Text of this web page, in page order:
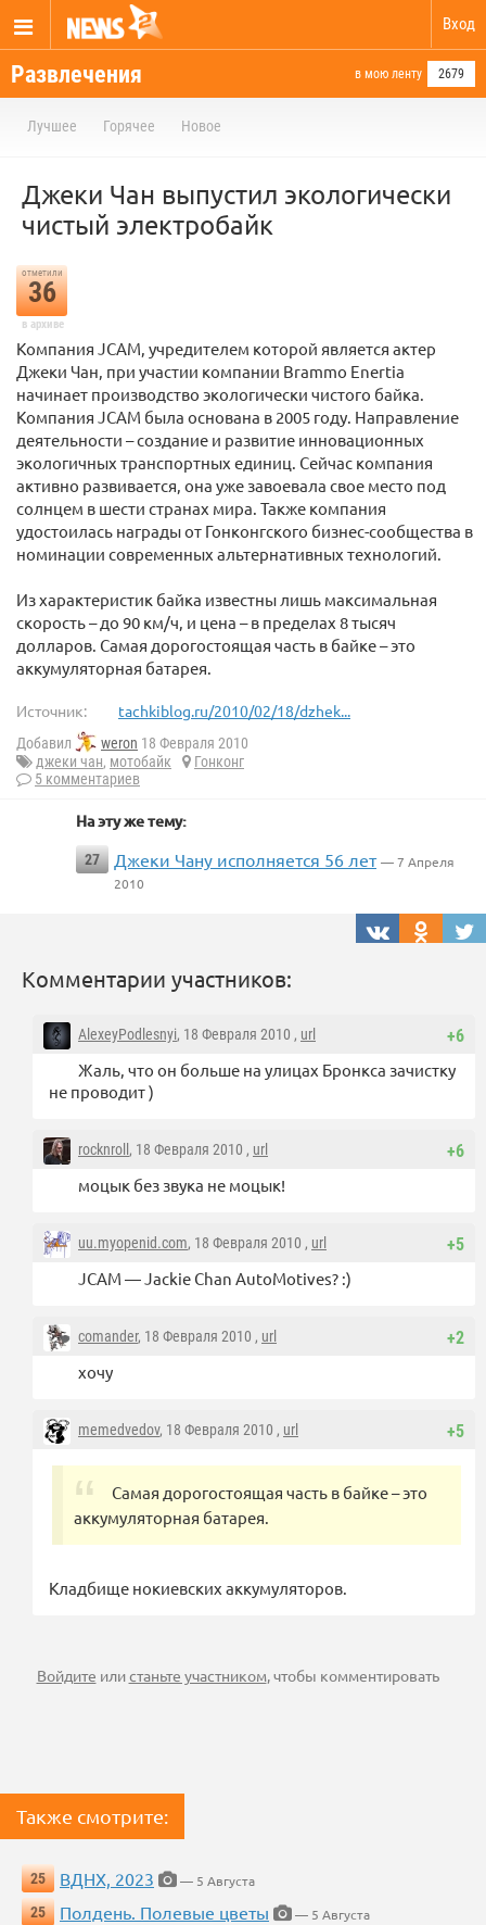
Вход
Развлечения в мою ленту 2679
Лучшее Горячее Новое
Джеки Чан выпустил экологически
чистый электробайк
отметили
36
в архиве
Компания JCAM, учредителем которой является актер
Джеки Чан, при участии компании Brammo Enertia
начинает производство экологически чистого байка.
Компания JCAM была основана в 2005 году. Направление
деятельности – создание и развитие инновационных
экологичных транспортных единиц. Сейчас компания
активно развивается, она уже завоевала свое место под
солнцем в шести странах мира. Также компания
удостоилась награды от Гонконгского бизнес-сообщества в
номинации современных альтернативных технологий.
Из характеристик байка известны лишь максимальная
скорость – до 90 км/ч, и цена – в пределах 8 тысяч
долларов. Самая дорогостоящая часть в байке – это
аккумуляторная батарея.
Источник: tachkiblog.ru/2010/02/18/dzhek...
Добавил weron 18 Февраля 2010
джеки чан, мотобайк
Гонконг
5 комментариев
На эту же тему:
27 Джеки Чану исполняется 56 лет — 7 Апреля
2010
Комментарии участников:
+6
AlexeyPodlesnyi, 18 Февраля 2010 , url
Жаль, что он больше на улицах Бронкса зачистку
не проводит )
+6
rocknroll , 18 Февраля 2010 , url
моцык без звука не моцык!
+5
uu.myopenid.com, 18 Февраля 2010 , url
JCAM — Jackie Chan AutoMotives? :)
+2
comander, 18 Февраля 2010 , url
хочу
+5
memedvedov, 18 Февраля 2010 , url
Самая дорогостоящая часть в байке – это
аккумуляторная батарея.
Кладбище нокиевских аккумуляторов.
Войдите илистаньте участником, чтобы комментировать
Также смотрите:
25 ВДНХ, 2023
— 5 Августа
25
Полдень. Полевые цветы
— 5 Августа